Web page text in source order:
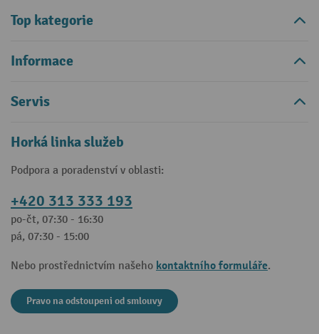
Top kategorie
Informace
Servis
Horká linka služeb
Podpora a poradenství v oblasti:
+420 313 333 193
po-čt, 07:30 - 16:30
pá, 07:30 - 15:00
Nebo prostřednictvím našeho kontaktního formuláře.
Pravo na odstoupeni od smlouvy